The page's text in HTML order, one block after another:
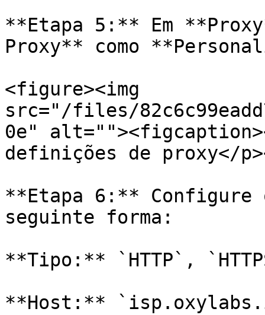
**Etapa 5:** Em
Proxy** como
<figure><img
src="/files/
0e"
definições de proxy</
**Etapa 6:** Configure
seguinte forma:
**Tipo:** `HTTP`,
**Host:**